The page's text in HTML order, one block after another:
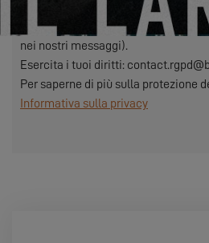
le nostre comunicazioni (in questo
l'iscrizione in qualsiasi momento
nei nostri messaggi).
Esercita i tuoi diritti:
Per saperne di più sulla protezione
Informativa sulla privacy